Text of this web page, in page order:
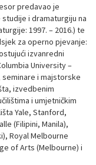
predavao je
i dramaturgiju na
1997. – 2016.) te
za operno pjevanje:
izvanredni
University –
seminare i majstorske
izvedbenim
i umjetničkim
Yale, Stanford,
(Filipini, Manila),
Royal Melbourne
of Arts (Melbourne) i